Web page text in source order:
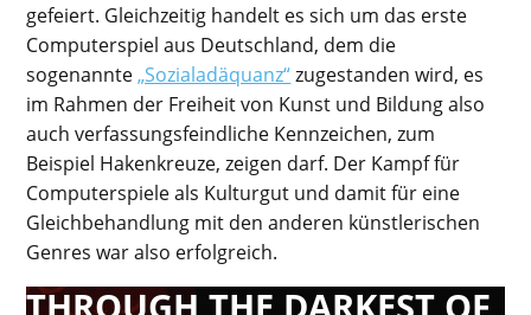
gefeiert. Gleichzeitig handelt es sich um das erste
Computerspiel aus Deutschland, dem die
sogenannte„Sozialadäquanz“zugestanden wird, es
im Rahmen der Freiheit von Kunst und Bildung also
auch verfassungsfeindliche Kennzeichen, zum
Beispiel Hakenkreuze, zeigen darf. Der Kampf für
Computerspiele als Kulturgut und damit für eine
Gleichbehandlung mit den anderen künstlerischen
Genres war also erfolgreich.